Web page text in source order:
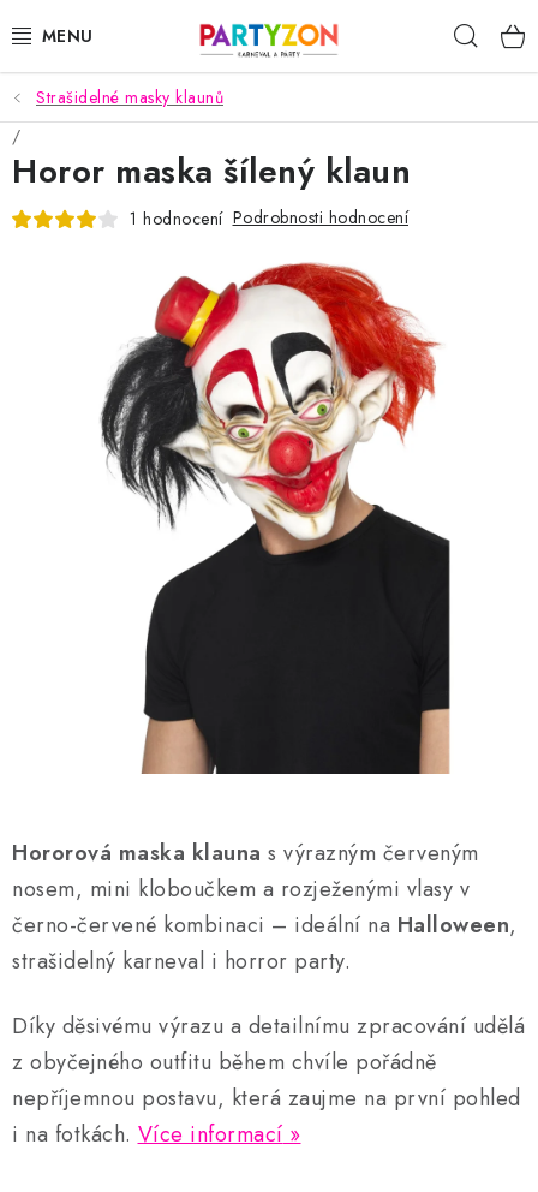
na
KARNEVALOVÉ MASKY
KARNEVALOVÉ KOSTÝMY
DOPLŇKY NA KARNEVAL
PÁRTY PODLE TÉMAT
DEKORACE A VÝZDOBA
EXKLUZIVNÍ KOSTÝMY
NOVINKY 2025
Nejčastější otázky a odpovědi
Doprava a poštovné
Obchodní podmínky
Strašidelné masky klaunů
Hororová maska klauna s výrazným červeným
nosem, mini kloboučkem a rozježenými vlasy v
černo-červené kombinaci – ideální na Halloween,
strašidelný karneval i horror party.
Díky děsivému výrazu a detailnímu zpracování udělá
z obyčejného outfitu během chvíle pořádně
nepříjemnou postavu, která zaujme na první pohled
i na fotkách. Více informací
Horor maska šílený klaun
1 hodnocení Podrobnosti hodnocení